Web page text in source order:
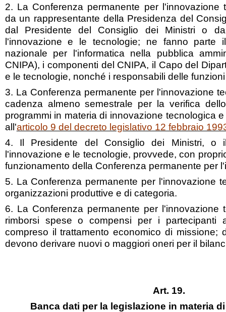
2. La Conferenza permanente per l'innovazione
da un rappresentante della Presidenza del
dal Presidente del Consiglio dei Ministri o
l'innovazione e le tecnologie; ne fanno parte
nazionale per l'informatica nella pubblica
CNIPA), i componenti del CNIPA, il Capo del
e le tecnologie, nonché i responsabili delle
3. La Conferenza permanente per l'innovazione
cadenza almeno semestrale per la verifica
programmi in materia di innovazione tecnologica
all'articolo 9 del decreto legislativo 12 febbraio
4. Il Presidente del Consiglio dei Ministri, o
l'innovazione e le tecnologie, provvede, con
funzionamento della Conferenza permanente per
5. La Conferenza permanente per l'innovazione
organizzazioni produttive e di categoria.
6. La Conferenza permanente per l'innovazione
rimborsi spese o compensi per i partecipanti
compreso il trattamento economico di missione;
devono derivare nuovi o maggiori oneri per il
Art. 19.
Banca dati per la legislazione in materia